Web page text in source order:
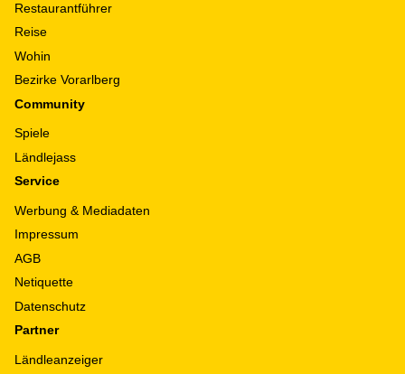
Restaurantführer
Reise
Wohin
Bezirke Vorarlberg
Community
Spiele
Ländlejass
Service
Werbung & Mediadaten
Impressum
AGB
Netiquette
Datenschutz
Partner
Ländleanzeiger